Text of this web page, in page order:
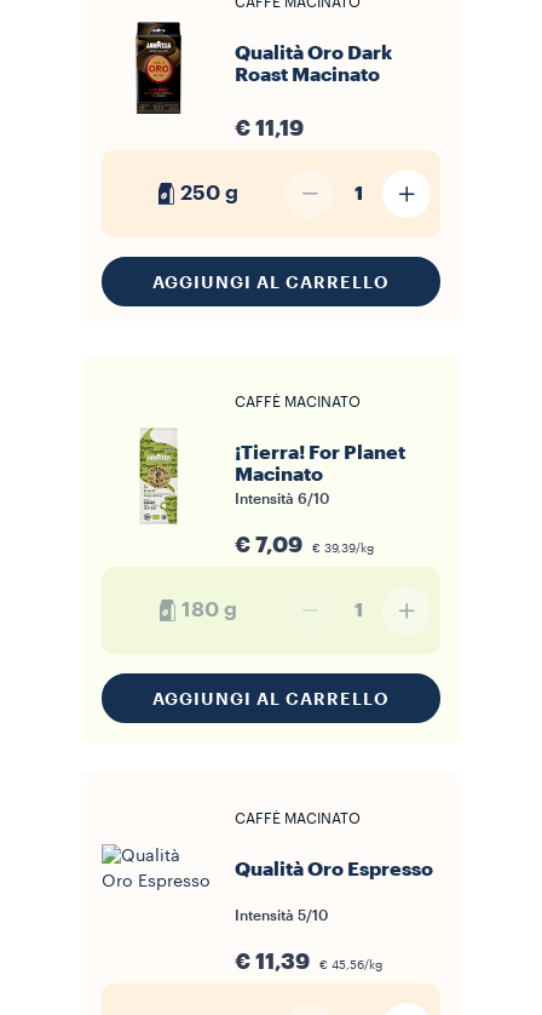
sul profilo aromatico. Le nostre confezioni sigillate proteggono il
caffè macinatofino al momento dell'apertura. Una volta aperta la
confezione, ti consigliamo di trasferire il caffè in un contenitore
ermetico e di conservarlo lontano da luce, umidità e fonti di calore:
è il modo migliore per aiutare a mantenere intatti gli aromi nel
tempo. Sfoglia le nostre referenze di
confronta intensità e profili aromatici e trova la miscela più adatta
alle tue esigenze e al tuo gusto.
Qualità Oro Dark
Roast Macinato
€ 11,19
250 g 1
AGGIUNGI AL CARRELLO
CAFFÈ MACINATO
¡Tierra! For Planet
Macinato
Intensità 6/10
€ 7,09 € 39,39/kg
180 g 1
AGGIUNGI AL CARRELLO
CAFFÈ MACINATO
Qualità Oro Espresso
Intensità 5/10
€ 11,39 € 45,56/kg